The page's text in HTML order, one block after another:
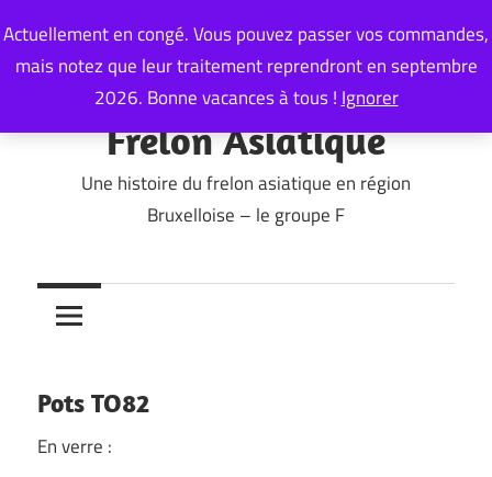
Actuellement en congé. Vous pouvez passer vos commandes,
mais notez que leur traitement reprendront en septembre
2026. Bonne vacances à tous ! Ignorer
to
content
Frelon Asiatique
Une histoire du frelon asiatique en région
Bruxelloise – le groupe F
Pots TO82
En verre :